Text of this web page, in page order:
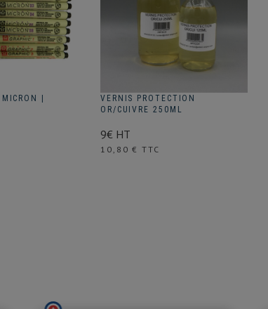
|
VERNIS PROTECTION
OR/CUIVRE 250ML
9€ HT
Prix
10,80 € TTC